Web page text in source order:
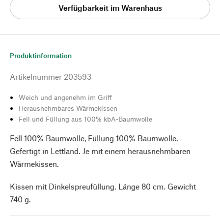
Verfügbarkeit im Warenhaus
Produktinformation
Artikelnummer 203593
Weich und angenehm im Griff
Herausnehmbares Wärmekissen
Fell und Füllung aus 100% kbA-Baumwolle
Fell 100% Baumwolle, Füllung 100% Baumwolle.
Gefertigt in Lettland. Je mit einem herausnehmbaren
Wärmekissen.
Kissen mit Dinkelspreufüllung. Länge 80 cm. Gewicht
740 g.